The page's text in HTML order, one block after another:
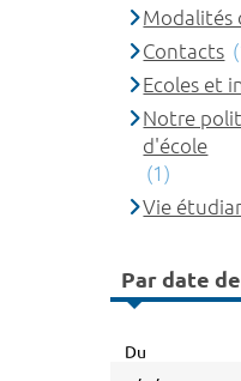
Modalités
Contacts
Ecoles et
Notre
d'école
(1)
Vie
Par date
Du